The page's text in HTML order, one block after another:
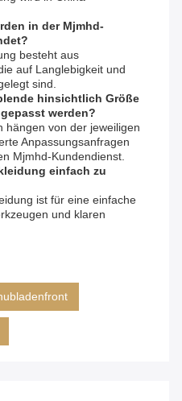
in der Mjmhd-
besteht aus
auf Langlebigkeit und
sind.
hinsichtlich Größe
werden?
hängen von der jeweiligen
Anpassungsanfragen
Mjmhd-Kundendienst.
einfach zu
ist für eine einfache
und klaren